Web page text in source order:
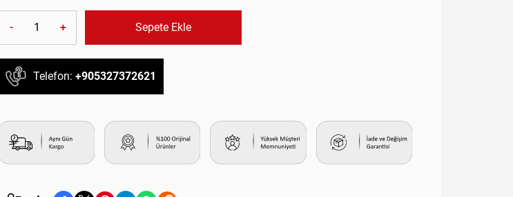
- + Sepete Ekle
Telefon: +905327372621